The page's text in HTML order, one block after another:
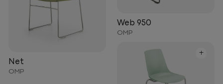
Web 950
OMP
Net
OMP
+